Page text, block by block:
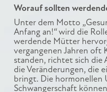
Worauf sollten
Unter dem Motto
Anfang an!“ wird die
werdende Mütter
vergangenen Jahren
standen, richtet sich die
die Veränderungen, die
bringt. Die hormonellen
Schwangerschaft